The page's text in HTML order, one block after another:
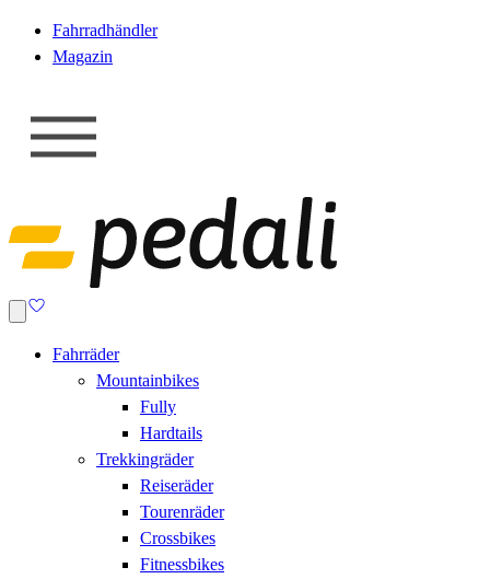
Fahrradhändler
Magazin
Fahrräder
Mountainbikes
Fully
Hardtails
Trekkingräder
Reiseräder
Tourenräder
Crossbikes
Fitnessbikes